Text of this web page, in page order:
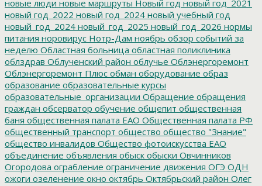
новые люди новые маршруты Новый год новый год_2021
новый год_2022 новый год_2024 новый учебный год
новый_год_2024 новый_год_2025 новый_год_2026 нормы
питания норовирус Нотр-Дам ноябрь обзор событий за
неделю Областная больница областная поликлиника
облздрав Облученский район облучье Облэнергоремонт
Облэнергоремонт Плюс обман оборудование образ
образование образовательные курсы
образовательные_организации Обращение обращения
граждан обсерватор обучение общепит общественная
баня общественная палата ЕАО Общественная палата РФ
общественный транспорт общество общество "Знание"
общество инвалидов Общество фотоискусства ЕАО
объединение объявления обыск обыски Овчинников
Огородова ограбление ограничение движения ОГЭ ОДН
ожоги озеленение окно октябрь Октябрьский район Олег